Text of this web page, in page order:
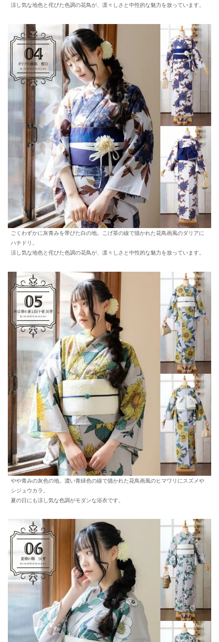
涼し気な地色と侘びた色調の花鳥が、凛々しさと中性的な魅力を放っています。
ごくわずかに灰青みを帯びた白の地。こげ茶の線で描かれた花鳥画風のダリアに
ハチドリ。
涼し気な地色と侘びた色調の花鳥が、凛々しさと中性的な魅力を放っています。
やや青みの灰色の地。濃い青緑色の線で描かれた花鳥画風のヒマワリにスズメや
シジュウカラ。
夏の日にも涼し気な色調がモダンな浴衣です。